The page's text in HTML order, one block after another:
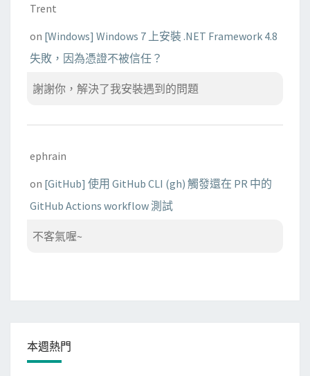
Trent
on [Windows] Windows 7 上安裝 .NET Framework 4.8
失敗，因為憑證不被信任？
謝謝你，解決了我安裝遇到的問題
ephrain
on [GitHub] 使用 GitHub CLI (gh) 觸發還在 PR 中的
GitHub Actions workflow 測試
不客氣喔~
本週熱門